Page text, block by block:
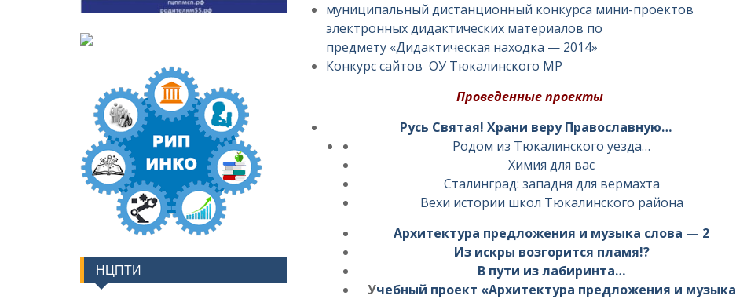
муниципальный дистанционный конкурса мини-проектов
электронных дидактических материалов по
предмету «Дидактическая находка — 2014»
Конкурс сайтов ОУ Тюкалинского МР
Проведенные проекты
Русь Святая! Храни веру Православную…
Родом из Тюкалинского уезда…
Химия для вас
Сталинград: западня для вермахта
Вехи истории школ Тюкалинского района
Архитектура предложения и музыка слова — 2
Из искры возгорится пламя!?
В пути из лабиринта…
Учебный проект «Архитектура предложения и музыка
НЦПТИ